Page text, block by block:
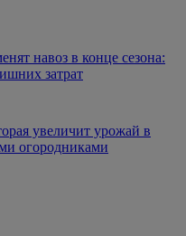
навоз в конце сезона:
затрат
увеличит урожай в
огородниками